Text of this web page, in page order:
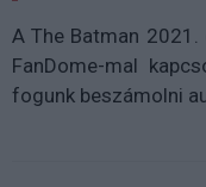
A The Batman 2021.
FanDome-mal
fogunk beszámolni